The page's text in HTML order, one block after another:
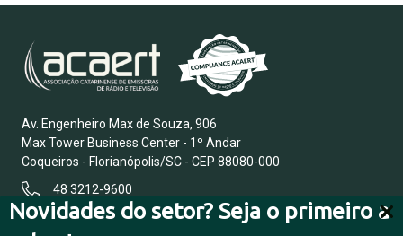
Novidades do setor? Seja o primeiro a
Av. Engenheiro Max de Souza, 906
Max Tower Business Center - 1º Andar
Coqueiros - Florianópolis/SC - CEP 88080-000
48 3212-9600